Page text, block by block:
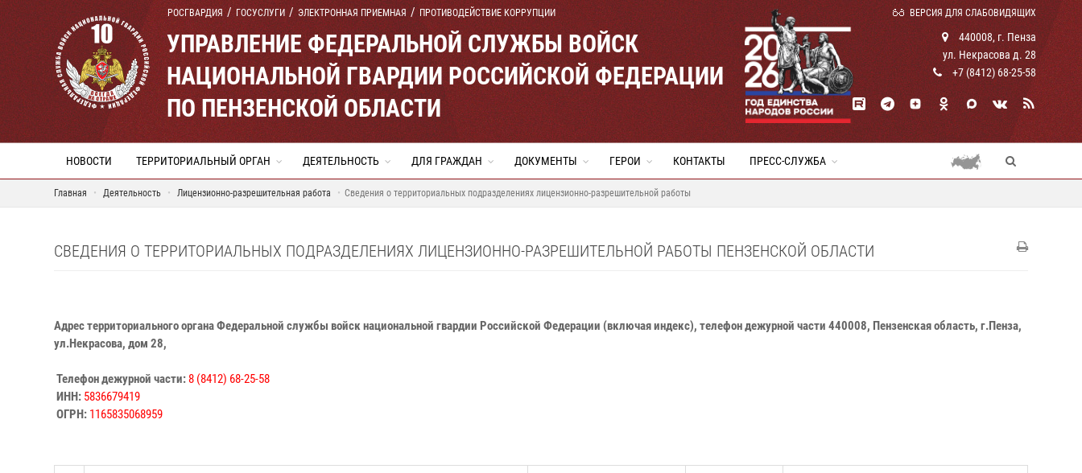
РОСГВАРДИЯ ГОСУСЛУГИ ЭЛЕКТРОННАЯ ПРИЕМНАЯ ПРОТИВОДЕЙСТВИЕ КОРРУПЦИИ ВЕРСИЯ ДЛЯ СЛАБОВИДЯЩИХ
УПРАВЛЕНИЕ ФЕДЕРАЛЬНОЙ СЛУЖБЫ ВОЙСК
НАЦИОНАЛЬНОЙ ГВАРДИИ РОССИЙСКОЙ ФЕДЕРАЦИИ
ПО ПЕНЗЕНСКОЙ ОБЛАСТИ
440008, г. Пенза
ул. Некрасова д. 28
+7 (8412) 68-25-58
НОВОСТИ ТЕРРИТОРИАЛЬНЫЙ ОРГАН ДЕЯТЕЛЬНОСТЬ ДЛЯ ГРАЖДАН ДОКУМЕНТЫ ГЕРОИ КОНТАКТЫ ПРЕСС-СЛУЖБА
Главная Деятельность Лицензионно-разрешительная работа Сведения о территориальных подразделениях лицензионно-разрешительной работы
СВЕДЕНИЯ О ТЕРРИТОРИАЛЬНЫХ ПОДРАЗДЕЛЕНИЯХ ЛИЦЕНЗИОННО-РАЗРЕШИТЕЛЬНОЙ РАБОТЫ ПЕНЗЕНСКОЙ ОБЛАСТИ
Адрес территориального органа Федеральной службы войск национальной гвардии Российской Федерации (включая индекс), телефон дежурной части 440008, Пензенская область, г.Пенза,
ул.Некрасова, дом 28,
Телефон дежурной части: 8 (8412) 68-25-58
ИНН: 5836679419
ОГРН: 1165835068959